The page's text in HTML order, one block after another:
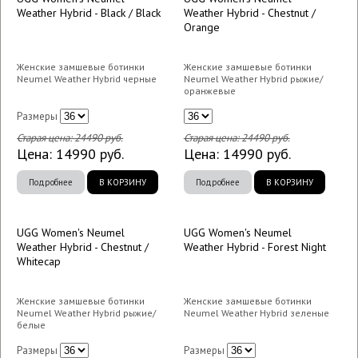
Weather Hybrid - Black / Black
Женские замшевые ботинки
Neumel Weather Hybrid черные
Размеры
Старая цена:24490руб.
Цена: 14990 руб.
Подробнее В КОРЗИНУ
Weather Hybrid - Chestnut /
Orange
Женские замшевые ботинки
Neumel Weather Hybrid рыжие/
оранжевые
Старая цена:24490руб.
Цена: 14990 руб.
Подробнее В КОРЗИНУ
UGG Women's Neumel
Weather Hybrid - Chestnut /
Whitecap
Женские замшевые ботинки
Neumel Weather Hybrid рыжие/
белые
Размеры
UGG Women's Neumel
Weather Hybrid - Forest Night
Женские замшевые ботинки
Neumel Weather Hybrid зеленые
Размеры